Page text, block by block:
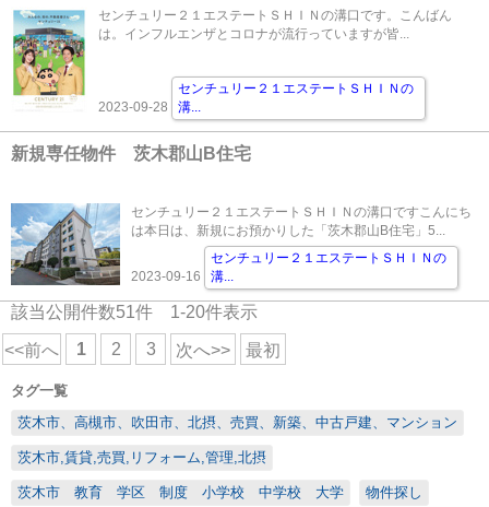
センチュリー２１エステートＳＨＩＮの溝口です。こんばん
は。インフルエンザとコロナが流行っていますが皆...
2023-09-28
センチュリー２１エステートＳＨＩＮの
溝...
新規専任物件 茨木郡山B住宅
センチュリー２１エステートＳＨＩＮの溝口ですこんにち
は本日は、新規にお預かりした「茨木郡山B住宅」5...
2023-09-16
センチュリー２１エステートＳＨＩＮの
溝...
該当公開件数51件 1-20件表示
<<前へ 1 2 3 次へ>> 最初
タグ一覧
茨木市、高槻市、吹田市、北摂、売買、新築、中古戸建、マンション
茨木市,賃貸,売買,リフォーム,管理,北摂
茨木市 教育 学区 制度 小学校 中学校 大学 物件探し